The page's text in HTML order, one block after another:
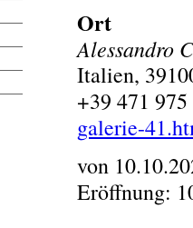
Ort
Alessandro
Italien,
+39 471
galerie-
von
Eröffnung: